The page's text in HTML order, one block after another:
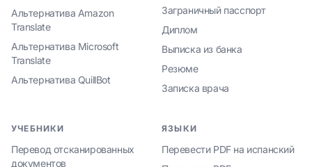
Альтернатива Amazon
Translate
Альтернатива Microsoft
Translate
Альтернатива QuillBot
Заграничный пасспорт
Диплом
Выписка из банка
Резюме
Записка врача
УЧЕБНИКИ
Перевод отсканированных
документов
ЯЗЫКИ
Перевести PDF на испанский